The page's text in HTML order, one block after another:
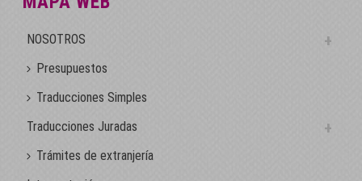
NOSOTROS
Presupuestos
Traducciones Simples
Traducciones Juradas
Trámites de extranjería